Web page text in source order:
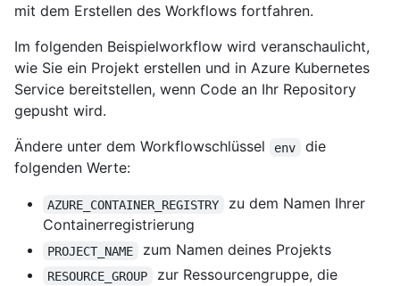
mit dem Erstellen des Workflows fortfahren.
Im folgenden Beispielworkflow wird veranschaulicht,
wie Sie ein Projekt erstellen und in Azure Kubernetes
Service bereitstellen, wenn Code an Ihr Repository
gepusht wird.
Ändere unter dem Workflowschlüssel
env
die
folgenden Werte:
AZURE_CONTAINER_REGISTRY
zu dem Namen Ihrer
Containerregistrierung
PROJECT_NAME zum Namen deines Projekts
RESOURCE_GROUP
zur Ressourcengruppe, die